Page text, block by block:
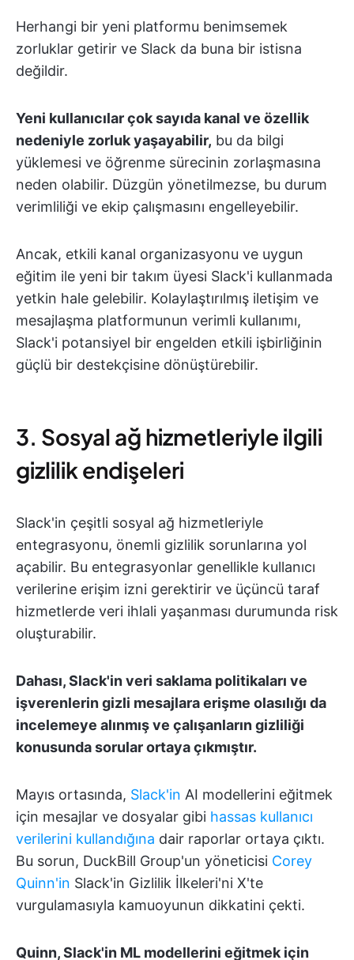
Herhangi bir yeni platformu benimsemek
zorluklar getirir ve Slack da buna bir istisna
değildir.
Yeni kullanıcılar çok sayıda kanal ve özellik
nedeniyle zorluk yaşayabilir, bu da bilgi
yüklemesi ve öğrenme sürecinin zorlaşmasına
neden olabilir. Düzgün yönetilmezse, bu durum
verimliliği ve ekip çalışmasını engelleyebilir.
Ancak, etkili kanal organizasyonu ve uygun
eğitim ile yeni bir takım üyesi Slack'i kullanmada
yetkin hale gelebilir. Kolaylaştırılmış iletişim ve
mesajlaşma platformunun verimli kullanımı,
Slack'i potansiyel bir engelden etkili işbirliğinin
güçlü bir destekçisine dönüştürebilir.
3. Sosyal ağ hizmetleriyle ilgili
gizlilik endişeleri
Slack'in çeşitli sosyal ağ hizmetleriyle
entegrasyonu, önemli gizlilik sorunlarına yol
açabilir. Bu entegrasyonlar genellikle kullanıcı
verilerine erişim izni gerektirir ve üçüncü taraf
hizmetlerde veri ihlali yaşanması durumunda risk
oluşturabilir.
Dahası, Slack'in veri saklama politikaları ve
işverenlerin gizli mesajlara erişme olasılığı da
incelemeye alınmış ve çalışanların gizliliği
konusunda sorular ortaya çıkmıştır.
Mayıs ortasında, Slack'in AI modellerini eğitmek
için mesajlar ve dosyalar gibi hassas kullanıcı
verilerini kullandığına dair raporlar ortaya çıktı.
Bu sorun, DuckBill Group'un yöneticisi Corey
Quinn'in Slack'in Gizlilik İlkeleri'ni X'te
vurgulamasıyla kamuoyunun dikkatini çekti.
Quinn, Slack'in ML modellerini eğitmek için